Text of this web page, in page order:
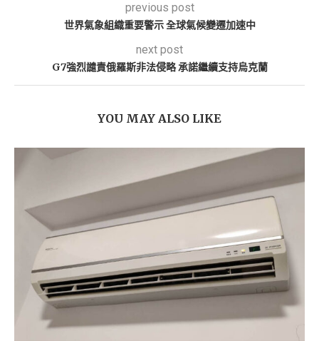
previous post
世界氣象組織重要警示 全球氣候變遷加速中
next post
G7強烈譴責俄羅斯非法侵略 承諾繼續支持烏克蘭
YOU MAY ALSO LIKE